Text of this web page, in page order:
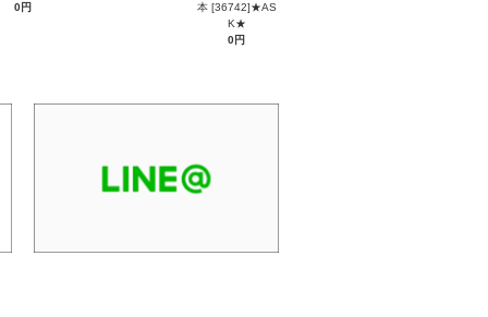
0円
本 [36742]★AS
K★
0円